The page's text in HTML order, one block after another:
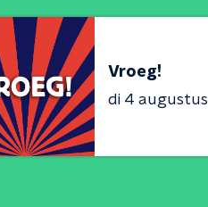
Vroeg!
di 4 augustus